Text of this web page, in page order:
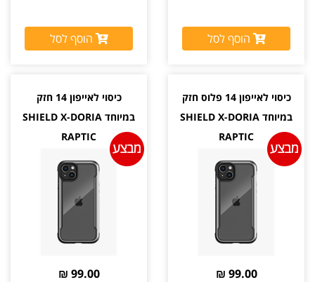
הוסף לסל הוסף לסל
כיסוי לאייפון 14 פלוס חזק
במיוחד SHIELD X-DORIA
RAPTIC
99.00 ₪
כיסוי לאייפון 14 חזק
במיוחד SHIELD X-DORIA
RAPTIC
99.00 ₪